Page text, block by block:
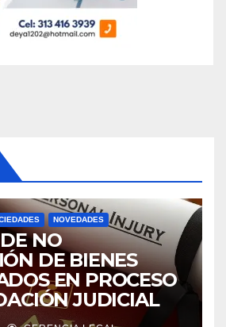
NOVEDADES
NO
DE BIENES
EN PROCESO
JUDICIAL